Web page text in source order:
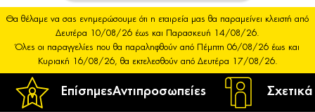
ΕπίσημεςΑντιπροσωπείες
Θα θέλαμε να σας ενημερώσουμε ότι η εταιρεία μας θα παραμείνει κλειστή από
Δευτέρα 10/08/26 έως και Παρασκευή 14/08/26.
Όλες οι παραγγελίες που θα παραληφθούν από Πέμπτη 06/08/26 έως και
Κυριακή 16/08/26, θα εκτελεσθούν από Δευτέρα 17/08/26.